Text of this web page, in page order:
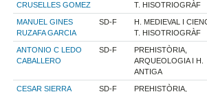
CRUSELLES GOMEZ
T. HISOTRIOGRÀF
MANUEL GINES
RUZAFA GARCIA
SD-F
H. MEDIEVAL I
T. HISOTRIOGRÀF
ANTONIO C LEDO
CABALLERO
SD-F
PREHISTÒRIA,
ARQUEOLOGIA I H.
ANTIGA
CESAR SIERRA
SD-F
PREHISTÒRIA,